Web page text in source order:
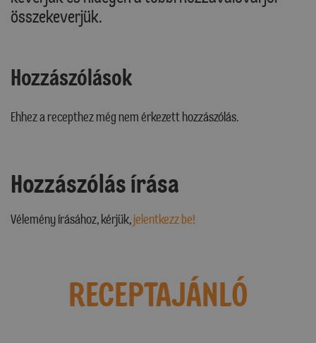
összekeverjük.
Hozzászólások
Ehhez a recepthez még nem érkezett hozzászólás.
Hozzászólás írása
Vélemény írásához, kérjük,jelentkezz be!
RECEPTAJÁNLÓ